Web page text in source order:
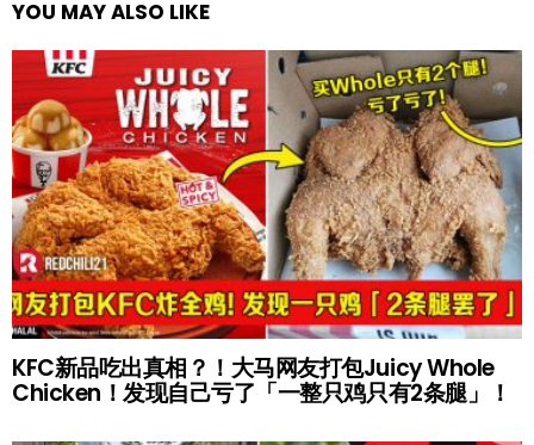
YOU MAY ALSO LIKE
KFC新品吃出真相？！大马网友打包Juicy Whole
Chicken！发现自己亏了「一整只鸡只有2条腿」！